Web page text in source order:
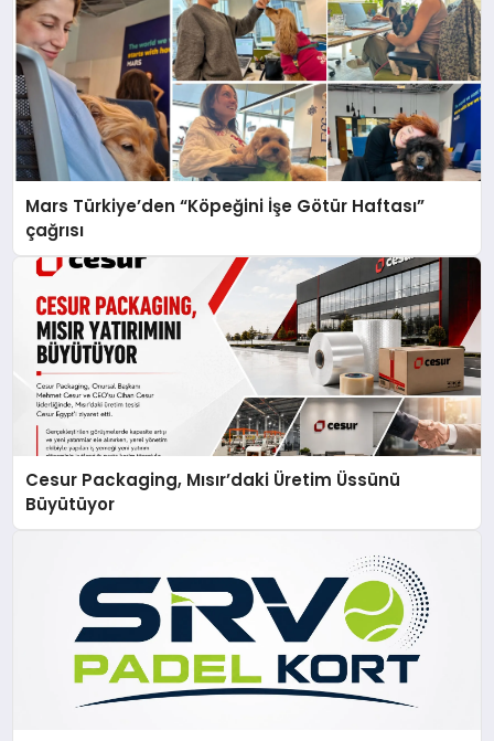
Mars Türkiye’den “Köpeğini İşe Götür Haftası”
çağrısı
Cesur Packaging, Mısır’daki Üretim Üssünü
Büyütüyor